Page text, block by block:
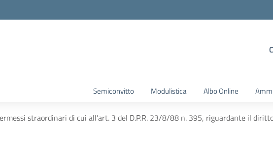
Semiconvitto Modulistica Albo Online
straordinari di cui all’art. 3 del D.P.R. 23/8/88 n. 395, riguardante il